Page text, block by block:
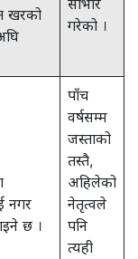
खरको
साभार
गरेको ।
नगर
छ ।
पाँच
वर्षसम्म
जस्ताको
तस्तै,
अहिलेको
नेतृत्वले
पनि
त्यही